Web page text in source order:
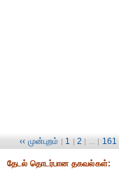
‹‹ முன்புறம் | 1 | 2 | ... | 161
தேட‌ல் தொட‌ர்பான தகவ‌ல்க‌ள்: